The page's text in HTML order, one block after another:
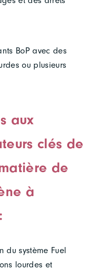
BoP avec des
ou plusieurs
aux
clés de
de
à
du système Fuel
lourdes et